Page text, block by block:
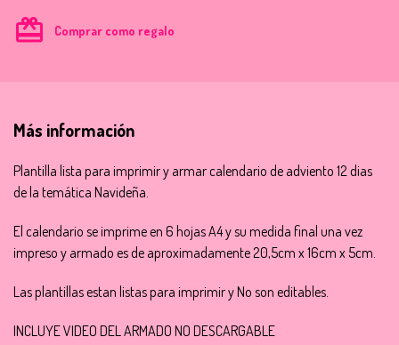
card_giftcard Comprar como regalo
Más información
Plantilla lista para imprimir y armar calendario de adviento 12 dias
de la temática Navideña.
El calendario se imprime en 6 hojas A4 y su medida final una vez
impreso y armado es de aproximadamente 20,5cm x 16cm x 5cm.
Las plantillas estan listas para imprimir y No son editables.
INCLUYE VIDEO DEL ARMADO NO DESCARGABLE